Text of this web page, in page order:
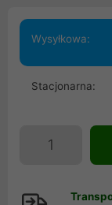
Wysyłkowa:
Stacjonarna: